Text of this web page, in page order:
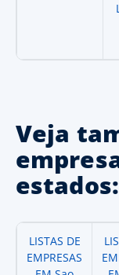
Veja
estados:
LISTAS DE
EMPRESAS